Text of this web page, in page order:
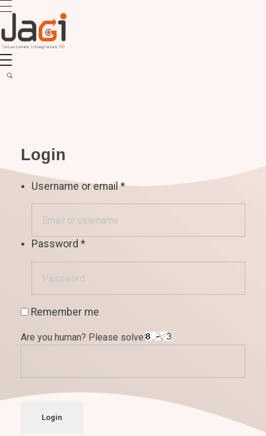
JAGI S.A.C.
Soluciones Integrales TIC
Login
Username or email*
Password *
Remember me
Are you human? Please solve:
Login